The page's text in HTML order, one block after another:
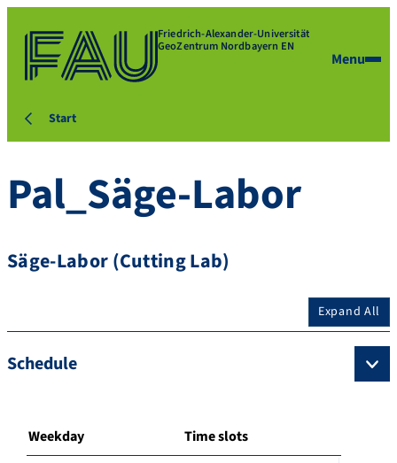
Friedrich-Alexander-Universität
GeoZentrum Nordbayern EN
Menu
Start
Pal_Säge-Labor
Säge-Labor (Cutting Lab)
Expand All
Schedule
Weekday Time slots